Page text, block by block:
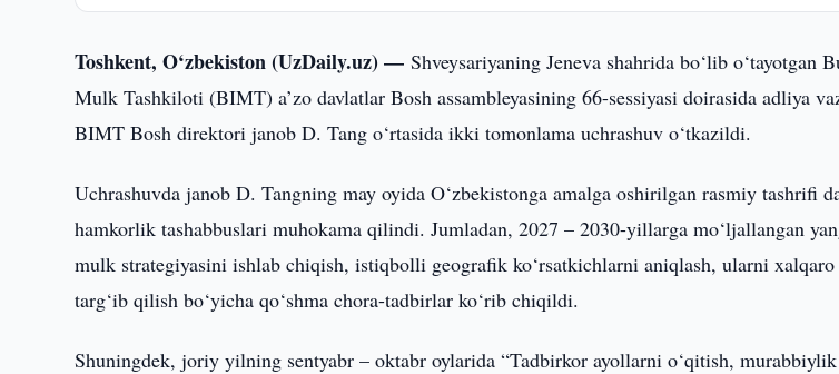
Toshkent, O‘zbekiston (UzDaily.uz) —Shveysariyaning Jeneva shahrida bo‘lib o‘tayotgan
Mulk Tashkiloti (BIMT) a’zo davlatlar Bosh assambleyasining 66-sessiyasi doirasida adliya
BIMT Bosh direktori janob D. Tang o‘rtasida ikki tomonlama uchrashuv o‘tkazildi.
Uchrashuvda janob D. Tangning may oyida O‘zbekistonga amalga oshirilgan rasmiy tashrifi
hamkorlik tashabbuslari muhokama qilindi. Jumladan, 2027 – 2030-yillarga mo‘ljallangan
mulk strategiyasini ishlab chiqish, istiqbolli geografik ko‘rsatkichlarni aniqlash, ularni xalqaro
targ‘ib qilish bo‘yicha qo‘shma chora-tadbirlar ko‘rib chiqildi.
Shuningdek, joriy yilning sentyabr – oktabr oylarida “Tadbirkor ayollarni o‘qitish,